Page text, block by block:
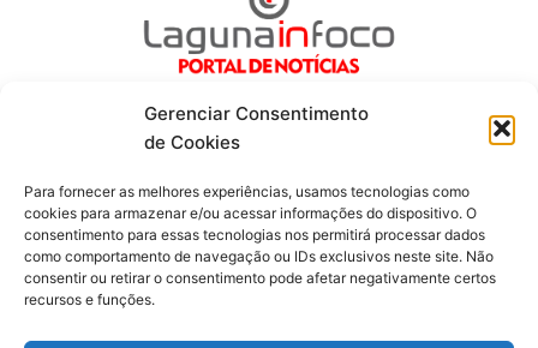
Gerenciar Consentimento
de Cookies
Para fornecer as melhores experiências, usamos tecnologias como
cookies para armazenar e/ou acessar informações do dispositivo. O
consentimento para essas tecnologias nos permitirá processar dados
como comportamento de navegação ou IDs exclusivos neste site. Não
consentir ou retirar o consentimento pode afetar negativamente certos
recursos e funções.
Fique por dentro de tudo!
Siga-nos